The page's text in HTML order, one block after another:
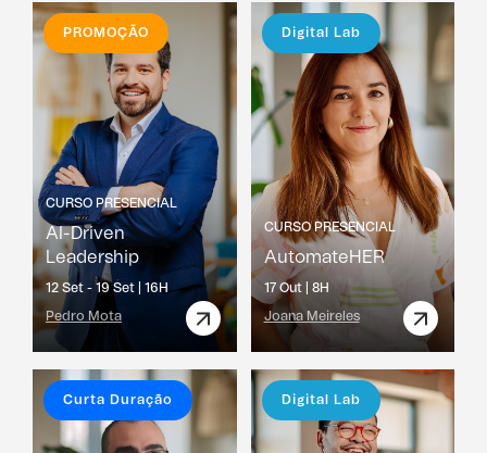
CURSO PRESENCIAL
AI-Driven
Leadership
12 Set - 19 Set | 16H
Pedro Mota
PROMOÇÃO
CURSO PRESENCIAL
AutomateHER
17 Out | 8H
Joana Meireles
Digital Lab
Curta Duração Digital Lab